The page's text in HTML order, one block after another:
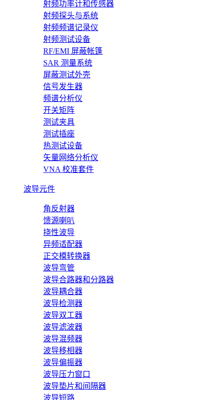
射频功率计和传感器
射频探头与系统
射频频谱记录仪
射频测试设备
RF/EMI 屏蔽帐篷
SAR 测量系统
屏蔽测试外壳
信号发生器
频谱分析仪
开关矩阵
测试夹具
测试插座
热测试设备
矢量网络分析仪
VNA 校准套件
波导元件
角反射器
馈源喇叭
挠性波导
异频适配器
正交模转换器
波导弯管
波导合路器和分路器
波导耦合器
波导检测器
波导双工器
波导滤波器
波导混频器
波导移相器
波导偏振器
波导压力窗口
波导垫片和间隔器
波导短路